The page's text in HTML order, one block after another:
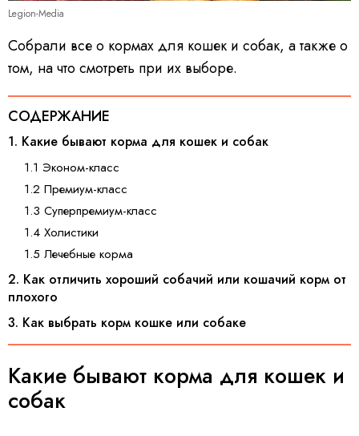
Legion-Media
Собрали все о кормах для кошек и собак, а также о
том, на что смотреть при их выборе.
СОДЕРЖАНИЕ
1. Какие бывают корма для кошек и собак
1.1 Эконом-класс
1.2 Премиум-класс
1.3 Суперпремиум-класс
1.4 Холистики
1.5 Лечебные корма
2. Как отличить хороший собачий или кошачий корм от
плохого
3. Как выбрать корм кошке или собаке
Какие бывают корма для кошек и
собак